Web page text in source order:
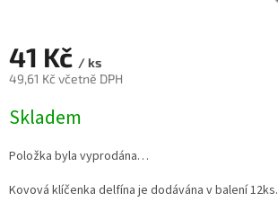
41 Kč / ks
49,61 Kč včetně DPH
cena:
Skladem
Položka byla vyprodána…
Kovová klíčenka delfína je dodávána v balení 12ks.